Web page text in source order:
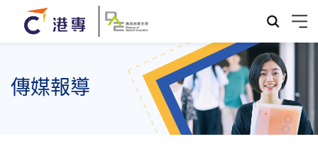
傳媒報導